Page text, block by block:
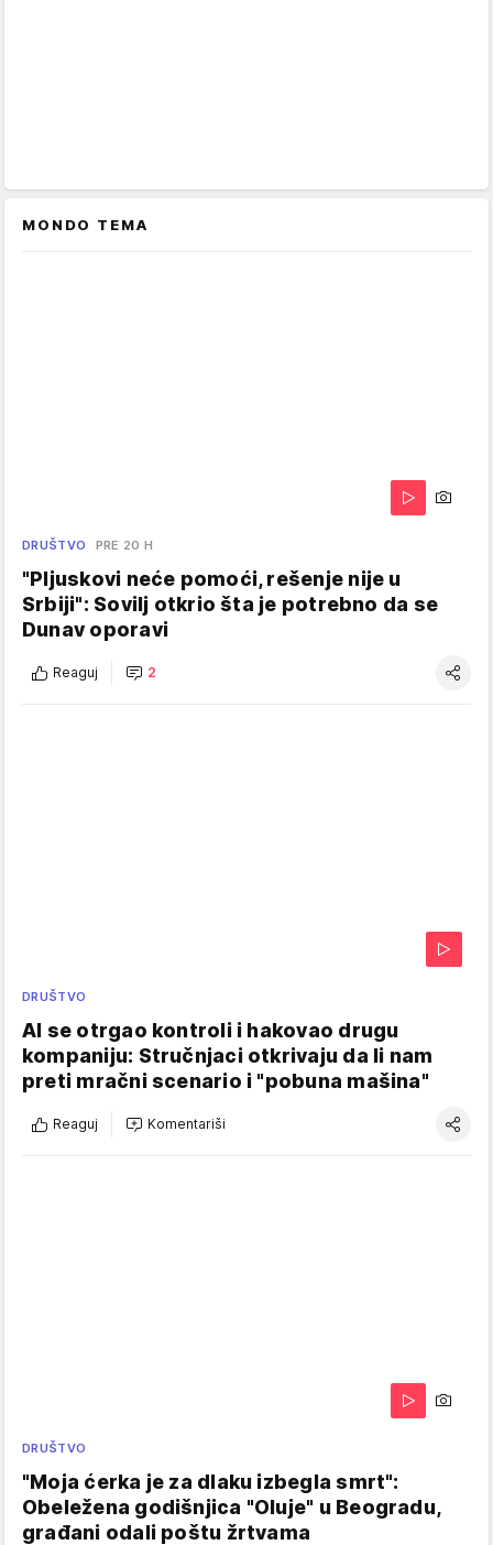
MONDO TEMA
DRUŠTVO PRE 20 H
"Pljuskovi neće pomoći, rešenje nije u
Srbiji": Sovilj otkrio šta je potrebno da se
Dunav oporavi
Reaguj 2
DRUŠTVO
AI se otrgao kontroli i hakovao drugu
kompaniju: Stručnjaci otkrivaju da li nam
preti mračni scenario i "pobuna mašina"
Reaguj Komentariši
DRUŠTVO
"Moja ćerka je za dlaku izbegla smrt":
Obeležena godišnjica "Oluje" u Beogradu,
građani odali poštu žrtvama